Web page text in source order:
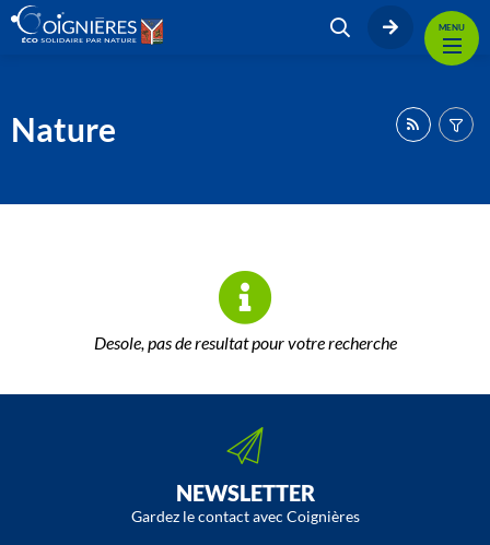
MENU
Nature
Desole, pas de resultat pour votre recherche
NEWSLETTER
Gardez le contact avec Coignières